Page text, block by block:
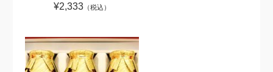
¥2,333 （税込）